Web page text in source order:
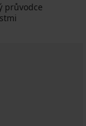
průvodce